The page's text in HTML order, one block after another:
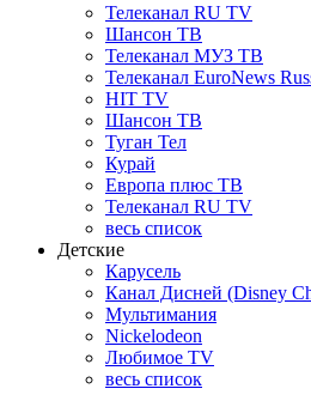
Телеканал RU TV
Шансон ТВ
Телеканал МУЗ ТВ
Телеканал EuroNews
HIT TV
Шансон ТВ
Туган Тел
Курай
Европа плюс ТВ
Телеканал RU TV
весь список
Детские
Карусель
Канал Дисней (Disney
Мультимания
Nickelodeon
Любимое TV
весь список